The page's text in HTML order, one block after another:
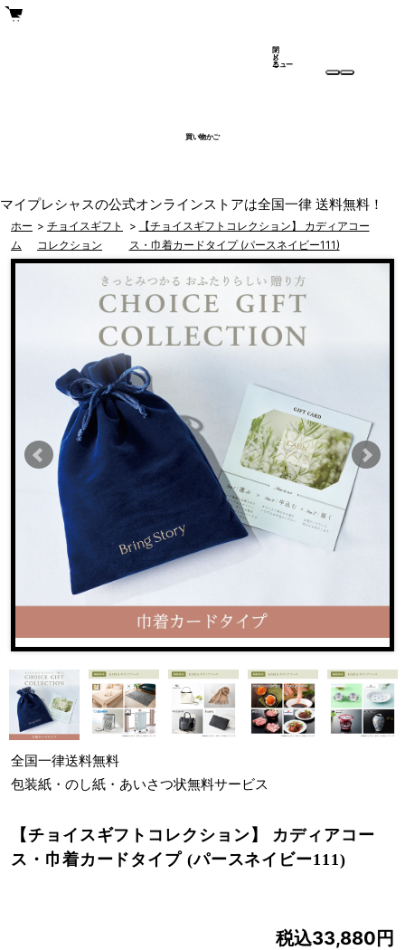
買い物かご
メ
ニュー
閉
じ
る
マイプレシャスの公式オンラインストアは全国一律 送料無料！
ホー
ム
> チョイスギフト
コレクション
>
【チョイスギフトコレクション】 カディアコー
ス・巾着カードタイプ (パースネイビー111)
全国一律送料無料
包装紙・のし紙・あいさつ状無料サービス
【チョイスギフトコレクション】 カディアコー
ス・巾着カードタイプ (パースネイビー111)
税込33,880円